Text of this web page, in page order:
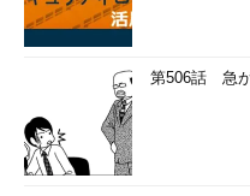
第506話 急